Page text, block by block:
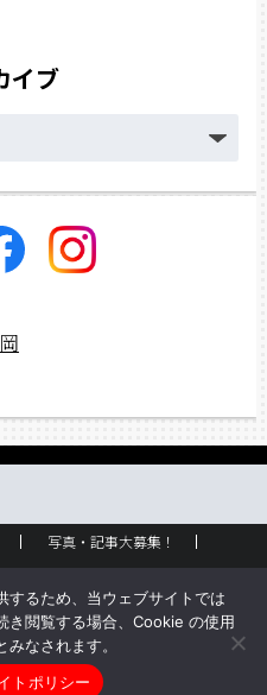
イブ
写真・記事大募集！
サイトポリシー
ト静岡 All rights reserved.
するため、当ウェブサイトでは
き閲覧する場合、Cookie の使用
なされます。
トポリシー